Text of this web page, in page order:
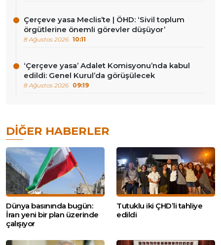
Çerçeve yasa Meclis’te | ÖHD: ‘Sivil toplum
örgütlerine önemli görevler düşüyor’
8 Ağustos 2026 10:11
‘Çerçeve yasa’ Adalet Komisyonu’nda kabul
edildi: Genel Kurul’da görüşülecek
8 Ağustos 2026 09:19
DIĞER HABERLER
Dünya basınında bugün:
İran yeni bir plan üzerinde
çalışıyor
Tutuklu iki ÇHD’li tahliye
edildi